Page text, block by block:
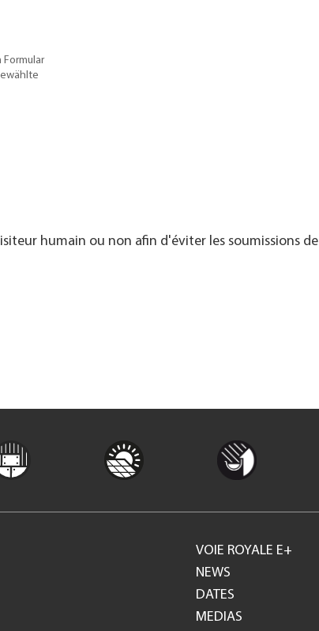
humain ou non afin d'éviter les soumissions de
Footer
GH
VOIE ROYALE E+
NEWS
DATES
MEDIAS